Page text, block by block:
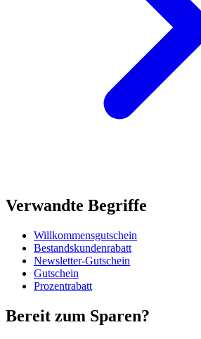
Verwandte Begriffe
Willkommensgutschein
Bestandskundenrabatt
Newsletter-Gutschein
Gutschein
Prozentrabatt
Bereit zum Sparen?